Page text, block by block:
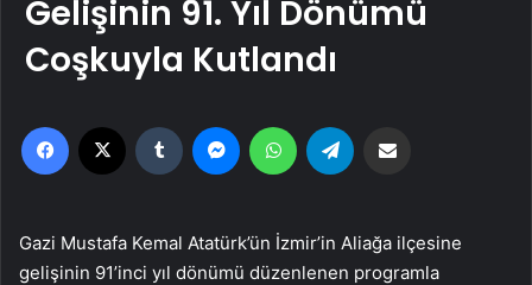
Gelişinin 91. Yıl Dönümü
Coşkuyla Kutlandı
Facebook Tumblr MessengerWhatsApp
Gazi Mustafa Kemal Atatürk’ün İzmir’in Aliağa ilçesine
gelişinin 91’inci yıl dönümü düzenlenen programla